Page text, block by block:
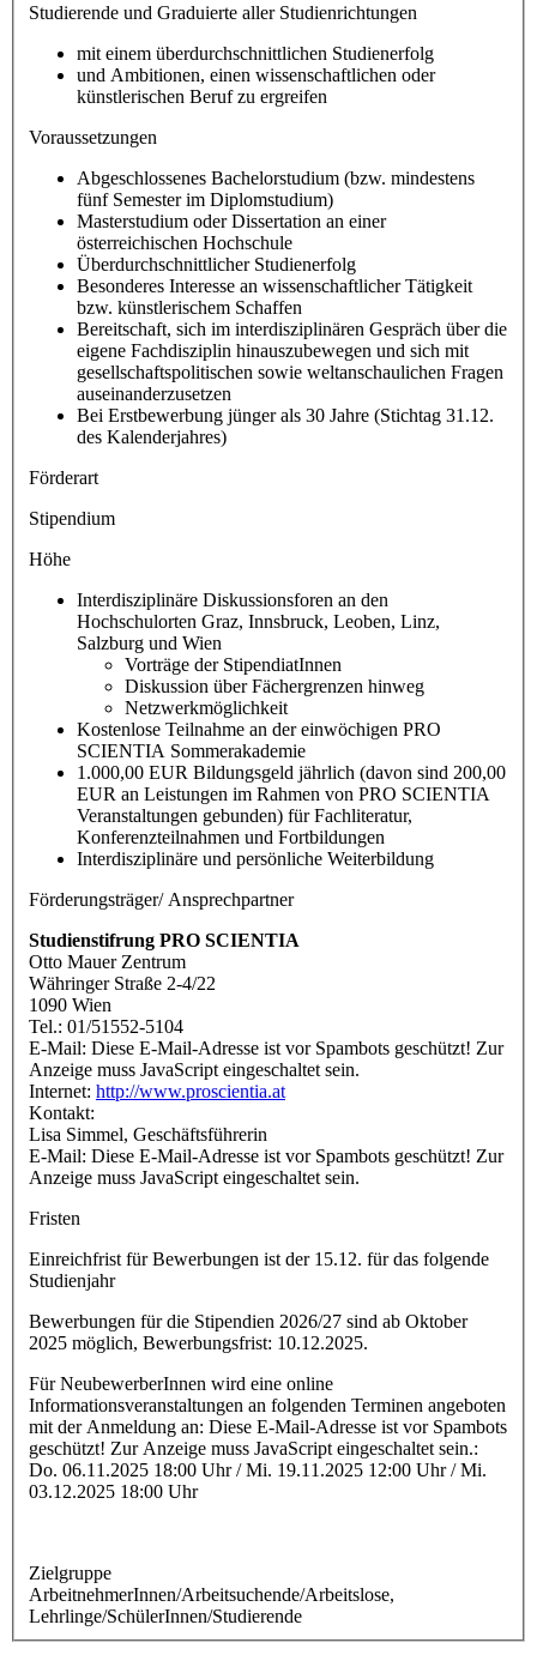
Studierende und Graduierte aller Studienrichtungen
mit einem überdurchschnittlichen Studienerfolg
und Ambitionen, einen wissenschaftlichen oder
künstlerischen Beruf zu ergreifen
Voraussetzungen
Abgeschlossenes Bachelorstudium (bzw. mindestens
fünf Semester im Diplomstudium)
Masterstudium oder Dissertation an einer
österreichischen Hochschule
Überdurchschnittlicher Studienerfolg
Besonderes Interesse an wissenschaftlicher Tätigkeit
bzw. künstlerischem Schaffen
Bereitschaft, sich im interdisziplinären Gespräch über die
eigene Fachdisziplin hinauszubewegen und sich mit
gesellschaftspolitischen sowie weltanschaulichen Fragen
auseinanderzusetzen
Bei Erstbewerbung jünger als 30 Jahre (Stichtag 31.12.
des Kalenderjahres)
Förderart
Stipendium
Höhe
Interdisziplinäre Diskussionsforen an den
Hochschulorten Graz, Innsbruck, Leoben, Linz,
Salzburg und Wien
Vorträge der StipendiatInnen
Diskussion über Fächergrenzen hinweg
Netzwerkmöglichkeit
Kostenlose Teilnahme an der einwöchigen PRO
SCIENTIA Sommerakademie
1.000,00 EUR Bildungsgeld jährlich (davon sind 200,00
EUR an Leistungen im Rahmen von PRO SCIENTIA
Veranstaltungen gebunden) für Fachliteratur,
Konferenzteilnahmen und Fortbildungen
Interdisziplinäre und persönliche Weiterbildung
Förderungsträger/ Ansprechpartner
Studienstifrung PRO SCIENTIA
Otto Mauer Zentrum
Währinger Straße 2-4/22
1090 Wien
Tel.: 01/51552-5104
E-Mail: Diese E-Mail-Adresse ist vor Spambots geschützt! Zur
Anzeige muss JavaScript eingeschaltet sein.
Internet: http://www.proscientia.at
Kontakt:
Lisa Simmel, Geschäftsführerin
E-Mail: Diese E-Mail-Adresse ist vor Spambots geschützt! Zur
Anzeige muss JavaScript eingeschaltet sein.
Fristen
Einreichfrist für Bewerbungen ist der 15.12. für das folgende
Studienjahr
Bewerbungen für die Stipendien 2026/27 sind ab Oktober
2025 möglich, Bewerbungsfrist: 10.12.2025.
Für NeubewerberInnen wird eine online
Informationsveranstaltungen an folgenden Terminen angeboten
mit der Anmeldung an: Diese E-Mail-Adresse ist vor Spambots
geschützt! Zur Anzeige muss JavaScript eingeschaltet sein.:
Do. 06.11.2025 18:00 Uhr / Mi. 19.11.2025 12:00 Uhr / Mi.
03.12.2025 18:00 Uhr
Zielgruppe
ArbeitnehmerInnen/Arbeitsuchende/Arbeitslose,
Lehrlinge/SchülerInnen/Studierende